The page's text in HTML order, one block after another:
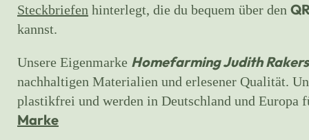
Steckbriefen hinterlegt, die du bequem über den
kannst.
Unsere Eigenmarke Homefarming Judith Rakers
nachhaltigen Materialien und erlesener Qualität.
plastikfrei und werden in Deutschland und Europa
Marke